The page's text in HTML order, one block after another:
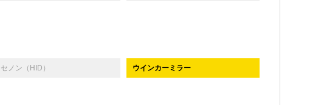
ノン（HID） ウインカーミラー